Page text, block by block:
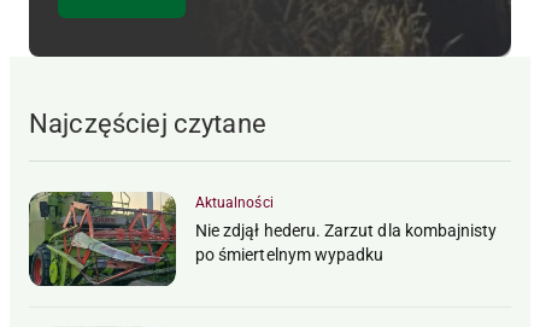
Najczęściej czytane
Aktualności
Nie zdjął hederu. Zarzut dla kombajnisty
po śmiertelnym wypadku